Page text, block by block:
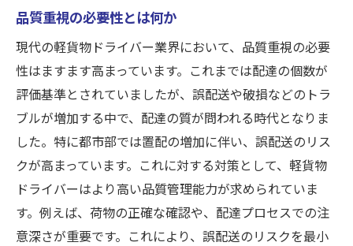
配送のリスク
置配の増加がもたらす問題点
誤配送の原因とその対策
置配がもたらす利益とリスクの比較
八王子市での誤配送を防ぐ方法
顧客満足度を高めるための置配戦略
置配に伴うセキュリティの課題
不良配送を減らすための効果的な取り組みとは
不良配送を削減するためのベストプラクテ
品質重視の必要性とは何か
現代の軽貨物ドライバー業界において、品質重視の必要
性はますます高まっています。これまでは配達の個数が
評価基準とされていましたが、誤配送や破損などのトラ
ブルが増加する中で、配達の質が問われる時代となりま
した。特に都市部では置配の増加に伴い、誤配送のリス
クが高まっています。これに対する対策として、軽貨物
ドライバーはより高い品質管理能力が求められていま
す。例えば、荷物の正確な確認や、配達プロセスでの注
意深さが重要です。これにより、誤配送のリスクを最小